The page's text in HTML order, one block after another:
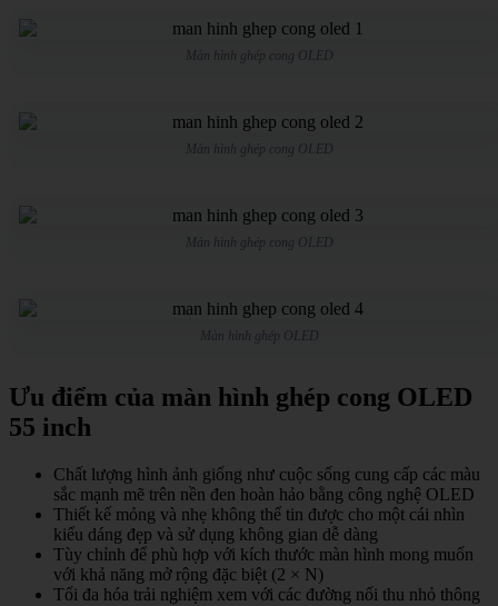
Màn hình ghép cong OLED
Màn hình ghép cong OLED
Màn hình ghép cong OLED
Màn hình ghép OLED
Ưu điểm của màn hình ghép cong OLED
55 inch
Chất lượng hình ảnh giống như cuộc sống cung cấp các màu
sắc mạnh mẽ trên nền đen hoàn hảo bằng công nghệ OLED
Thiết kế mỏng và nhẹ không thể tin được cho một cái nhìn
kiểu dáng đẹp và sử dụng không gian dễ dàng
Tùy chỉnh để phù hợp với kích thước màn hình mong muốn
với khả năng mở rộng đặc biệt (2 × N)
Tối đa hóa trải nghiệm xem với các đường nối thu nhỏ thông